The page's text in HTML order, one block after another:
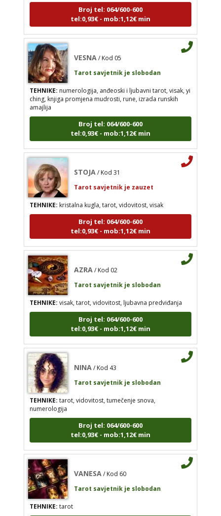
visak, yi ching, knjiga promjena mudrosti, rune,
izrada runskih amajlija
tel:0,93€ - mob:1,12€ min
STOJA/ Kod 31
Tarot savjetnik je zauzet
kristalna kugla, tarot, vidovitost, visak
Broj tel: 064/600-600
/ Kod 02
Tarot savjetnik je slobodan
visak, tarot, vidovitost, ljubavna
predviđanja
Broj tel: 064/600-600
NINA/ Kod 43
Tarot savjetnik je slobodan
TEHNIKE:tarot, vidovitost, tumečenje snova,
numerologija
tel:0,93€ - mob:1,12€ min
VANESA/ Kod 60
Tarot savjetnik je slobodan
TEHNIKE:tarot
tel:0,93€ - mob:1,12€ min
tel:0,93€ - mob:1,12€ min
Tarot savjetnik je slobodan
TEHNIKE:numerologija, anđeoski i ljubavni tarot, visak, yi
ching, knjiga promjena mudrosti, rune, izrada runskih
amajlija
tel:0,93€ - mob:1,12€ min
Tarot savjetnik je zauzet
TEHNIKE:kristalna kugla, tarot, vidovitost, visak
Broj tel: 064/600-600
tel:0,93€ - mob:1,12€ min
Tarot savjetnik je slobodan
TEHNIKE:visak, tarot, vidovitost, ljubavna predviđanja
Broj tel: 064/600-600
tel:0,93€ - mob:1,12€ min
Tarot savjetnik je slobodan
TEHNIKE:tarot, vidovitost, tumečenje snova,
numerologija
tel:0,93€ - mob:1,12€ min
Tarot savjetnik je slobodan
TEHNIKE:tarot